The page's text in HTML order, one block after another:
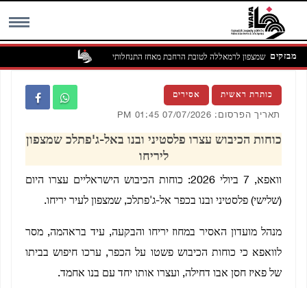
מבזקים
סינג'יל שמצפון לרמאללה לטובת הרחבת מאחז התנחלותי
כותרת ראשית אסירים
תאריך הפרסום: 07/07/2026 01:45 PM
כוחות הכיבוש עצרו פלסטיני ובנו באל-ג'פתלכ שמצפון
ליריחו
וואפא, 7 ביולי 2026: כוחות הכיבוש הישראליים עצרו היום
(שלישי) פלסטיני ובנו בכפר אל-ג'פתלכ, שמצפון לעיר יריחו.
מנהל מועדון האסיר במחוז יריחו והבקעה, עיד בראהמה, מסר
לוואפא כי כוחות הכיבוש פשטו על הכפר, ערכו חיפוש בביתו
של פאיז חסן אבו דחילה, ועצרו אותו יחד עם בנו אחמד.